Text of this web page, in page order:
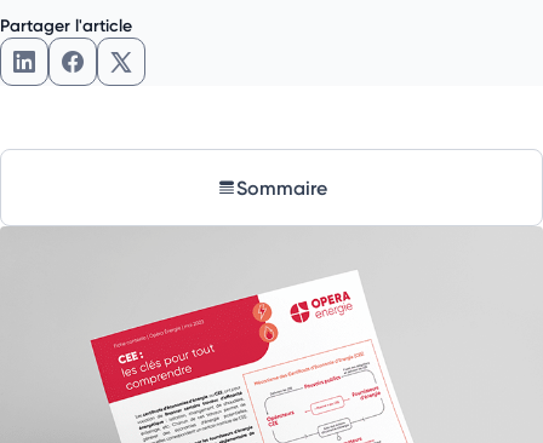
Partager l'article
Partager l'article sur LinkedIn
Partager l'article sur Facebook
Partager l'article sur X
Sommaire